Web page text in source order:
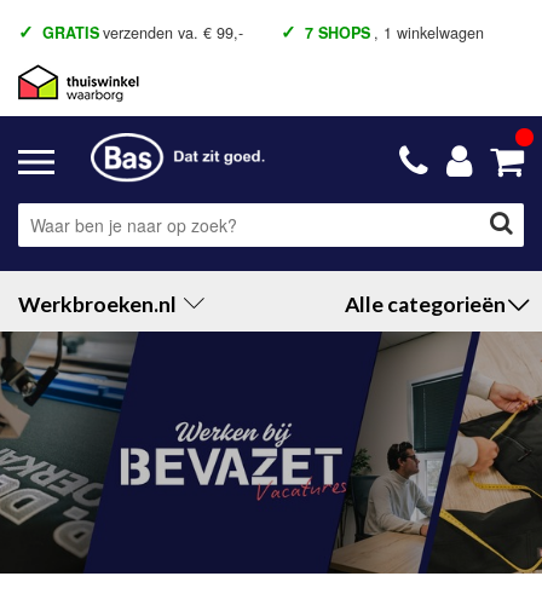
GRATISverzenden va. € 99,- 7 SHOPS , 1 winkelwagen
Werkbroeken.nl Alle categorieën